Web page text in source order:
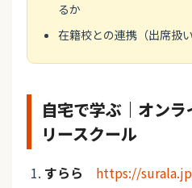
るか
在籍校との連携（出席扱
自宅で学ぶ｜オン
リースクール
すらら https://